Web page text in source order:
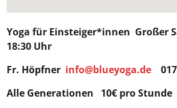
Yoga für Einsteiger*innen Großer
18:30 Uhr
Fr. Höpfner info@blueyoga.de
Alle Generationen 10€ pro Stunde